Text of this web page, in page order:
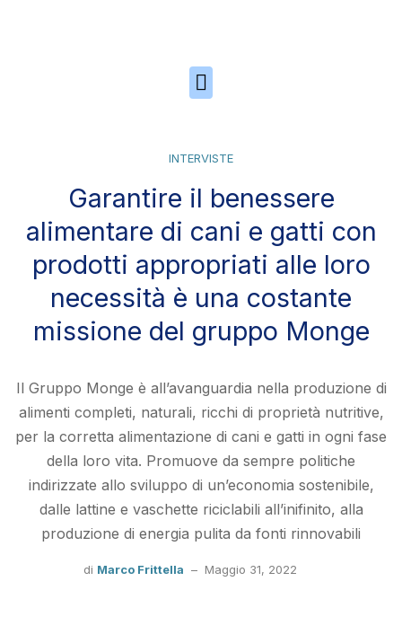
INTERVISTE
Garantire il benessere
alimentare di cani e gatti con
prodotti appropriati alle loro
necessità è una costante
missione del gruppo Monge
Il Gruppo Monge è all’avanguardia nella produzione di
alimenti completi, naturali, ricchi di proprietà nutritive,
per la corretta alimentazione di cani e gatti in ogni fase
della loro vita. Promuove da sempre politiche
indirizzate allo sviluppo di un’economia sostenibile,
dalle lattine e vaschette riciclabili all’inifinito, alla
produzione di energia pulita da fonti rinnovabili
di Marco Frittella – Maggio 31, 2022